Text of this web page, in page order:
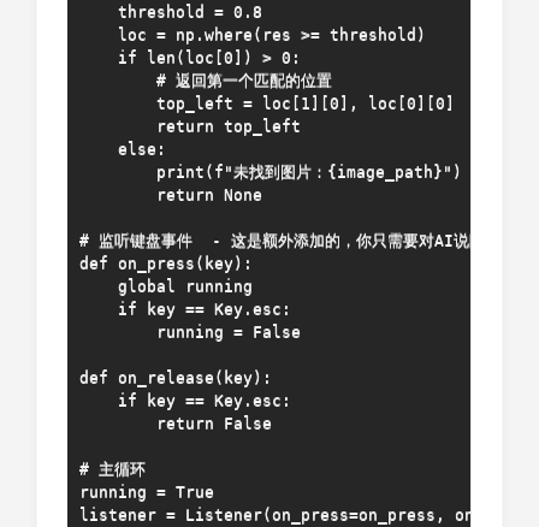
threshold = 0.8
loc = np.where(res >= threshold)
if len(loc[0]) > 0:
# 返回第一个匹配的位置
top_left = loc[1][0], loc[0][0]
return top_left
else:
print(f"未找到图片：{image_path}")
return None
# 监听键盘事件  - 这是额外添加的，你只需要对AI说防止这段
def on_press(key):
global running
if key == Key.esc:
running = False
def on_release(key):
if key == Key.esc:
return False
# 主循环
running = True
listener = Listener(on_press=on_press,